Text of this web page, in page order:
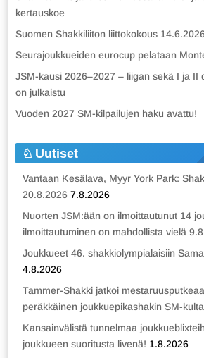
kertauskoe
Suomen Shakkiliiton liittokokous 14.6.2026
Seurajoukkueiden eurocup pelataan
JSM-kausi 2026–2027 – liigan sekä I ja II
on julkaistu
Vuoden 2027 SM-kilpailujen haku avattu!
Uutiset
Vantaan Kesälava, Myyr York Park:
20.8.2026 7.8.2026
Nuorten JSM:ään on ilmoittautunut 14
ilmoittautuminen on mahdollista vielä
Joukkueet 46. shakkiolympialaisiin
4.8.2026
Tammer-Shakki jatkoi
peräkkäinen joukkuepikashakin SM-kulta
Kansainvälistä tunnelmaa
joukkueen suoritusta livenä! 1.8.2026